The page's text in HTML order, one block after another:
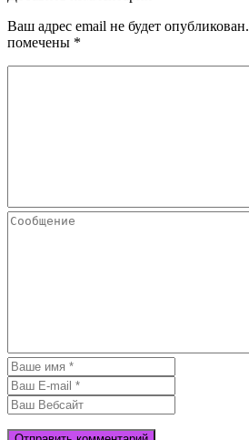
Ваш адрес email не будет опубликован.
помечены *